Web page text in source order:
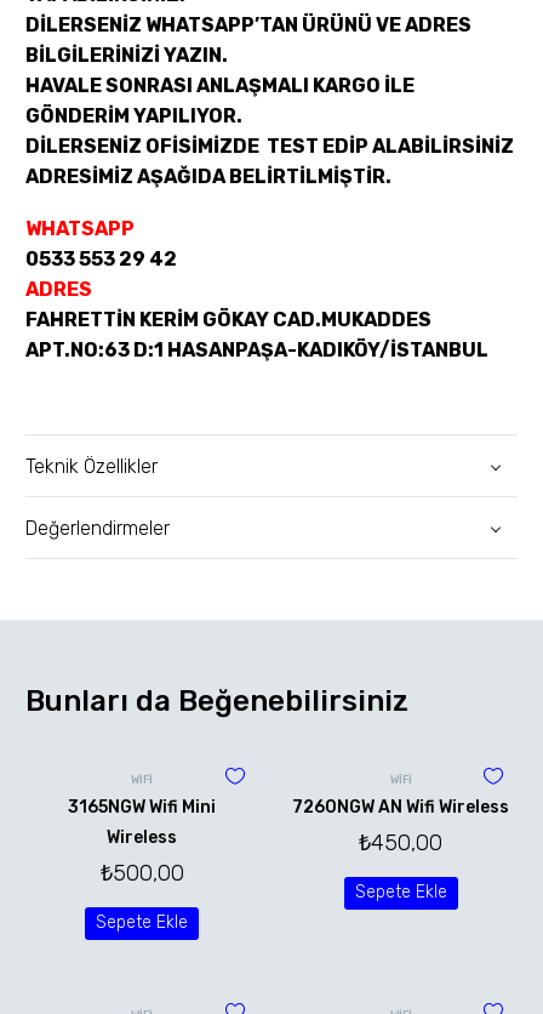
DİLERSENİZ WHATSAPP’TAN ÜRÜNÜ VE ADRES
BİLGİLERİNİZİ YAZIN.
HAVALE SONRASI ANLAŞMALI KARGO İLE
GÖNDERİM YAPILIYOR.
DİLERSENİZ OFİSİMİZDE TEST EDİP ALABİLİRSİNİZ
ADRESİMİZ AŞAĞIDA BELİRTİLMİŞTİR.
WHATSAPP
0533 553 29 42
ADRES
FAHRETTİN KERİM GÖKAY CAD.MUKADDES
APT.NO:63 D:1 HASANPAŞA-KADIKÖY/İSTANBUL
Teknik Özellikler
Değerlendirmeler
Bunları da Beğenebilirsiniz
WİFİ
3165NGW Wifi Mini
Wireless
₺500,00
Sepete Ekle
WİFİ
7260NGW AN Wifi Wireless
₺450,00
Sepete Ekle